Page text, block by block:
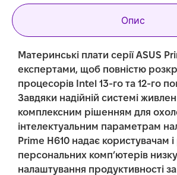
Опис
Материнські плати серії ASUS
експертами, щоб повністю
процесорів Intel 13-го та 12-го
Завдяки надійній системі
комплексним рішенням для
інтелектуальним параметрам
Prime H610 надає користувачам
персональних комп’ютерів низку
налаштування продуктивності